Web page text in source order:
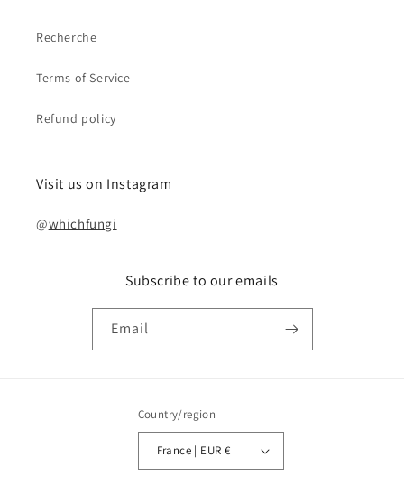
Recherche
Terms of Service
Refund policy
Visit us on Instagram
@whichfungi
Subscribe to our emails
Email
Country/region
France | EUR €